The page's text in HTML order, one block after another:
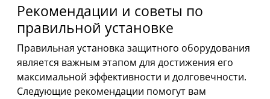
Рекомендации и советы по
правильной установке
Правильная установка защитного оборудования
является важным этапом для достижения его
максимальной эффективности и долговечности.
Следующие рекомендации помогут вам